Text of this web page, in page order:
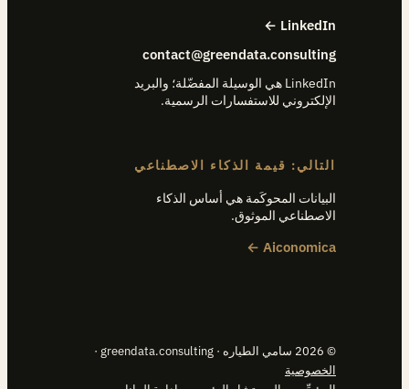
LinkedIn ←
contact@greendata.consulting
LinkedIn هي الوسيلة المفضّلة؛ والبريد
الإلكتروني للاستفسارات الرسمية.
التالي: قيمة الذكاء الاصطناعي
البيانات المحوكَمة هي أساس الذكاء
الاصطناعي الموثوق.
Aiconomica ←
© 2026 سامي الطياره · greendata.consulting ·
الخصوصية